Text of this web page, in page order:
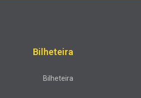
Bilheteira
Bilheteira